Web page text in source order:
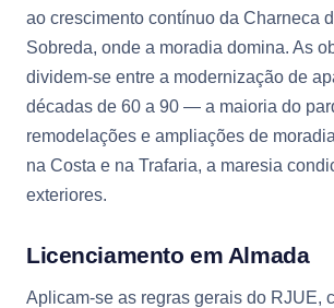
ao crescimento contínuo da Charneca
Sobreda, onde a moradia domina. As
dividem-se entre a modernização de
décadas de 60 a 90 — a maioria do
remodelações e ampliações de
na Costa e na Trafaria, a maresia
exteriores.
Licenciamento em Almada
Aplicam-se as regras gerais do RJUE,